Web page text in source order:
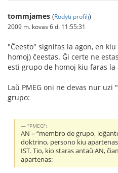
tommjames (Rodyti profilį)
2009 m. kovas 6 d. 11:55:31
"Ĉeesto" signifas la agon, en
homoj) ĉeestas. Ĝi certe ne
esti grupo de homoj kiu faras la
Laŭ PMEG oni ne devas nur
grupo:
"PMEG":
AN = “membro de grupo,
doktrino, persono kiu
IST. Tio, kio staras antaŭ AN,
apartenas: